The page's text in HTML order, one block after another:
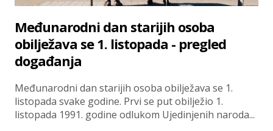
Međunarodni dan starijih osoba
obilježava se 1. listopada - pregled
događanja
Međunarodni dan starijih osoba obilježava se 1.
listopada svake godine. Prvi se put obilježio 1.
listopada 1991. godine odlukom Ujedinjenih naroda...